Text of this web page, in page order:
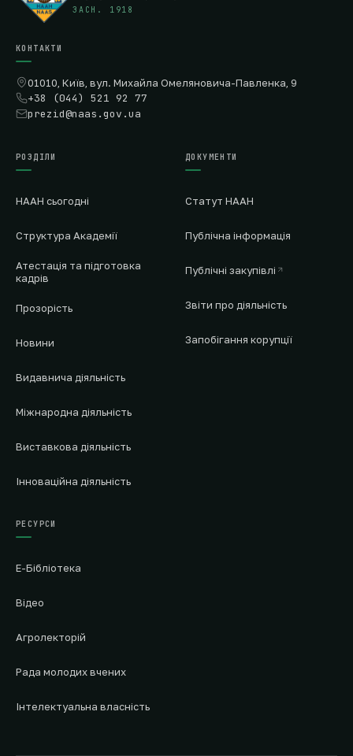
ЗАСН. 1918
КОНТАКТИ
01010, Київ, вул. Михайла Омеляновича-Павленка, 9
+38 (044) 521 92 77
prezid@naas.gov.ua
РОЗДІЛИ
НААН сьогодні
Структура Академії
Атестація та підготовка
кадрів
Прозорість
Новини
Видавнича діяльність
Міжнародна діяльність
Виставкова діяльність
Інноваційна діяльність
ДОКУМЕНТИ
Статут НААН
Публічна інформація
Публічні закупівлі
Звіти про діяльність
Запобігання корупції
РЕСУРСИ
Е-Бібліотека
Відео
Агролекторій
Рада молодих вчених
Інтелектуальна власність